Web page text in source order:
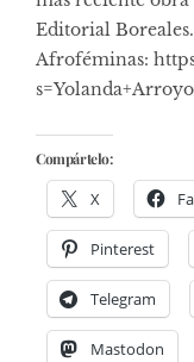
Editorial Boreales.
Afroféminas:
Compártelo:
X
Pinterest
Telegram
Mastodon